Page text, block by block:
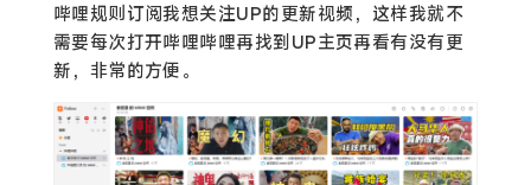
哔哩规则订阅我想关注UP的更新视频，这样我就不
需要每次打开哔哩哔哩再找到UP主页再看有没有更
新，非常的方便。